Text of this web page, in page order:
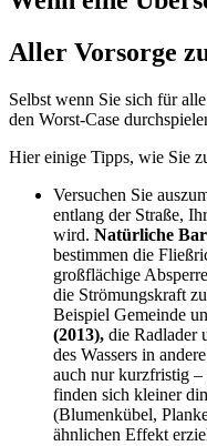
Aller Vorsorge
Selbst wenn Sie sich für
den Worst-Case
Hier einige Tipps, wie Sie
Versuchen Sie
entlang der Straße,
wird. Natürliche
bestimmen die
großflächige
die Strömungskraft
Beispiel Gemeinde
(2013), die Radlader
des Wassers in
auch nur kurzfristig –
finden sich kleiner
(Blumenkübel,
ähnlichen Effekt